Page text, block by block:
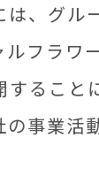
、グル
フラワ
すること
事業活